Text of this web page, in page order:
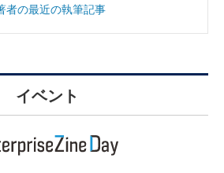
者の最近の執筆記事
イベント